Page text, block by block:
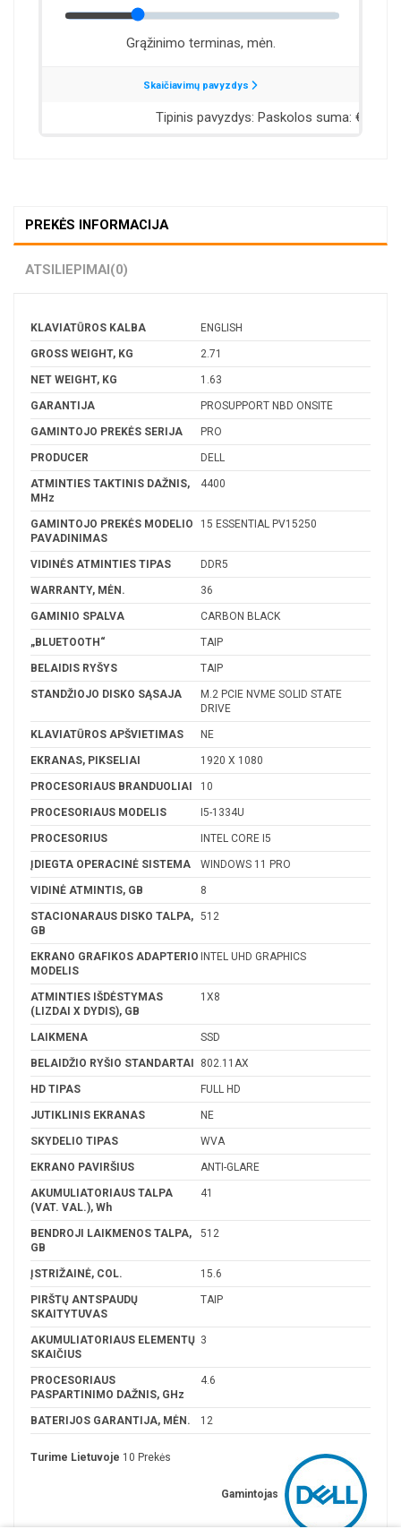
PREKĖS INFORMACIJA
ATSILIEPIMAI(0)
KLAVIATŪROS KALBA ENGLISH
GROSS WEIGHT, KG 2.71
NET WEIGHT, KG 1.63
GARANTIJA PROSUPPORT NBD ONSITE
GAMINTOJO PREKĖS SERIJA PRO
PRODUCER DELL
ATMINTIES TAKTINIS DAŽNIS,
MHz
4400
GAMINTOJO PREKĖS MODELIO
PAVADINIMAS
15 ESSENTIAL PV15250
VIDINĖS ATMINTIES TIPAS DDR5
WARRANTY, MĖN. 36
GAMINIO SPALVA CARBON BLACK
„BLUETOOTH“ TAIP
BELAIDIS RYŠYS TAIP
STANDŽIOJO DISKO SĄSAJA
M.2 PCIE NVME SOLID STATE
DRIVE
KLAVIATŪROS APŠVIETIMAS NE
EKRANAS, PIKSELIAI 1920 X 1080
PROCESORIAUS BRANDUOLIAI 10
PROCESORIAUS MODELIS I5-1334U
PROCESORIUS INTEL CORE I5
ĮDIEGTA OPERACINĖ SISTEMA WINDOWS 11 PRO
VIDINĖ ATMINTIS, GB 8
STACIONARAUS DISKO TALPA,
GB
512
EKRANO GRAFIKOS ADAPTERIO
MODELIS
INTEL UHD GRAPHICS
ATMINTIES IŠDĖSTYMAS
(LIZDAI X DYDIS), GB
1X8
LAIKMENA SSD
BELAIDŽIO RYŠIO STANDARTAI 802.11AX
HD TIPAS FULL HD
JUTIKLINIS EKRANAS NE
SKYDELIO TIPAS WVA
EKRANO PAVIRŠIUS ANTI-GLARE
AKUMULIATORIAUS TALPA
(VAT. VAL.), Wh
41
BENDROJI LAIKMENOS TALPA,
GB
512
ĮSTRIŽAINĖ, COL. 15.6
PIRŠTŲ ANTSPAUDŲ
SKAITYTUVAS
TAIP
AKUMULIATORIAUS ELEMENTŲ
SKAIČIUS
3
PROCESORIAUS
PASPARTINIMO DAŽNIS, GHz
4.6
BATERIJOS GARANTIJA, MĖN. 12
Gamintojas
Turime Lietuvoje 10 Prekės